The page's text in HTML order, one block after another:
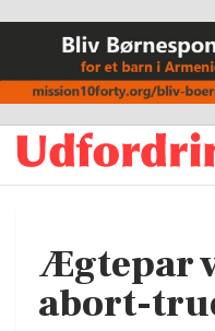
Ægtepar
abort-